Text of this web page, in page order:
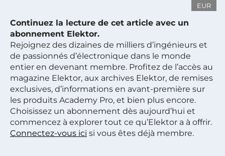
EUR
Continuez la lecture de cet article avec un
abonnement Elektor.
Rejoignez des dizaines de milliers d’ingénieurs et
de passionnés d’électronique dans le monde
entier en devenant membre. Profitez de l’accès au
magazine Elektor, aux archives Elektor, de remises
exclusives, d’informations en avant-première sur
les produits Academy Pro, et bien plus encore.
Choisissez un abonnement dès aujourd’hui et
commencez à explorer tout ce qu’Elektor a à offrir.
Connectez-vous ici si vous êtes déjà membre.